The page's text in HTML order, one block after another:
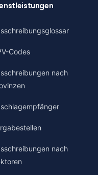
Codes
nach
nach